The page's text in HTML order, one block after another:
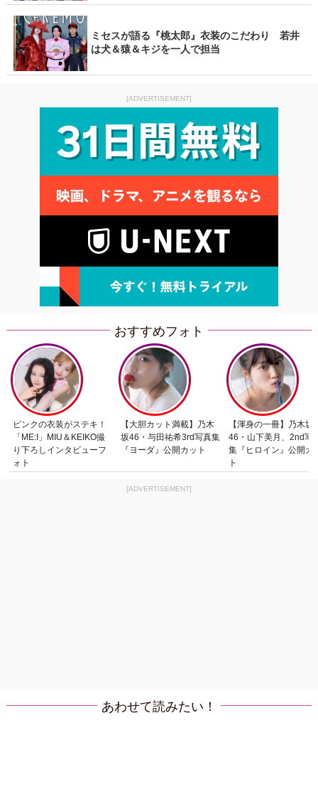
ミセスが語る『桃太郎』衣装のこだわり 若井
は犬＆猿＆キジを一人で担当
[ADVERTISEMENT]
おすすめフォト
ピンクの衣装がステキ！
「ME:I」MIU＆KEIKO撮
り下ろしインタビューフ
ォト
【大胆カット満載】乃木
坂46・与田祐希3rd写真集
『ヨーダ』公開カット
【渾身の一冊】乃木坂
46・山下美月、2nd写
集『ヒロイン』公開カ
ト
[ADVERTISEMENT]
あわせて読みたい！